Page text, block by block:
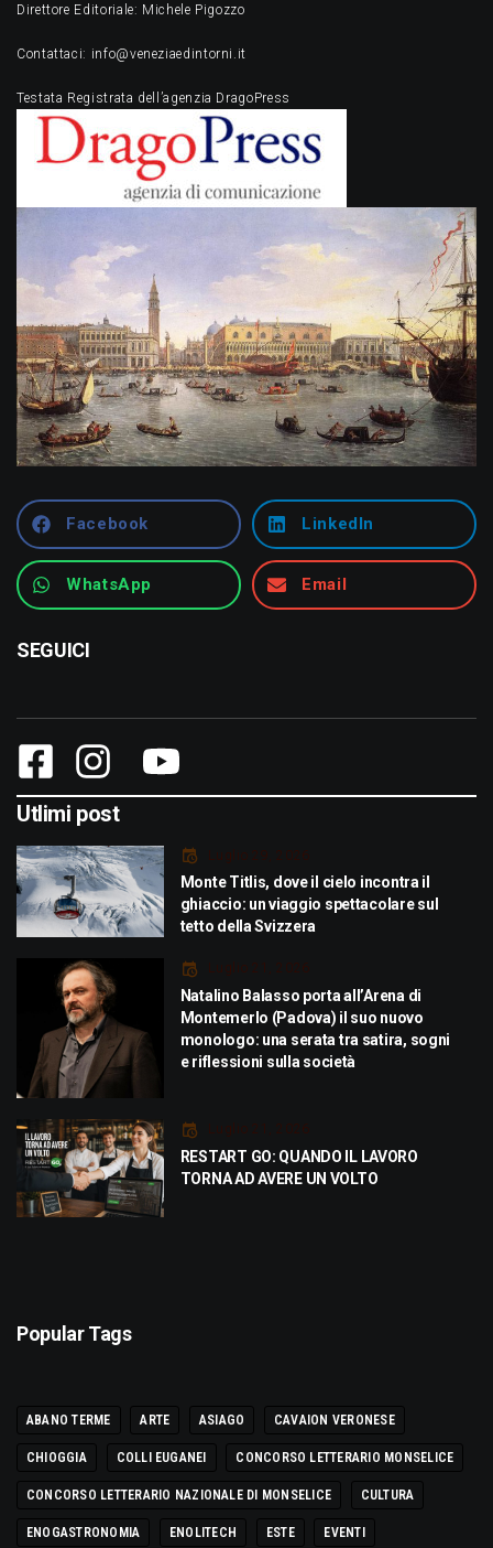
Direttore Editoriale: Michele Pigozzo
Contattaci: info@veneziaedintorni.it
Testata Registrata dell’agenzia DragoPress
Facebook LinkedIn
WhatsApp Email
SEGUICI
Utlimi post
Luglio 29, 2026
Monte Titlis, dove il cielo incontra il
ghiaccio: un viaggio spettacolare sul
tetto della Svizzera
Luglio 21, 2026
Natalino Balasso porta all’Arena di
Montemerlo (Padova) il suo nuovo
monologo: una serata tra satira, sogni
e riflessioni sulla società
Luglio 21, 2026
RESTART GO: QUANDO IL LAVORO
TORNA AD AVERE UN VOLTO
Popular Tags
ABANO TERME ARTE ASIAGO CAVAION VERONESE
CHIOGGIA COLLI EUGANEI CONCORSO LETTERARIO MONSELICE
CONCORSO LETTERARIO NAZIONALE DI MONSELICE CULTURA
ENOGASTRONOMIA ENOLITECH ESTE EVENTI